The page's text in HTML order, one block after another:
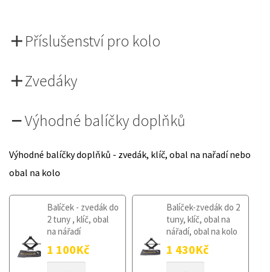
Příslušenství pro kolo
Zvedáky
Výhodné balíčky doplňků
Výhodné balíčky doplňků - zvedák, klíč, obal na nařadí nebo
obal na kolo
Balíček - zvedák do
2 tuny , klíč, obal
na nářadí
1 100Kč
Balíček-zvedák do 2
tuny, klíč, obal na
nářadí, obal na kolo
1 430Kč